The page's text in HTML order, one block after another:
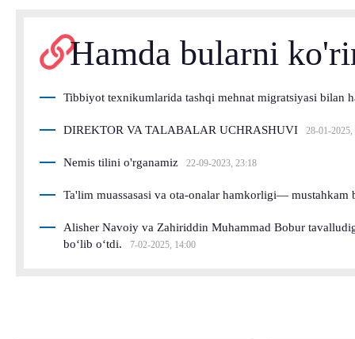
Hamda bularni
Tibbiyot texnikumlarida tashqi mehnat migratsiyasi bilan
DIREKTOR VA TALABALAR UCHRASHUVI 28-01-2025,
Nemis tilini o'rganamiz 22-09-2023, 23:18
Ta'lim muassasasi va ota-onalar hamkorligi—
Alisher Navoiy va Zahiriddin Muhammad Bobur
bo‘lib o‘tdi.
7-02-2025, 14:00